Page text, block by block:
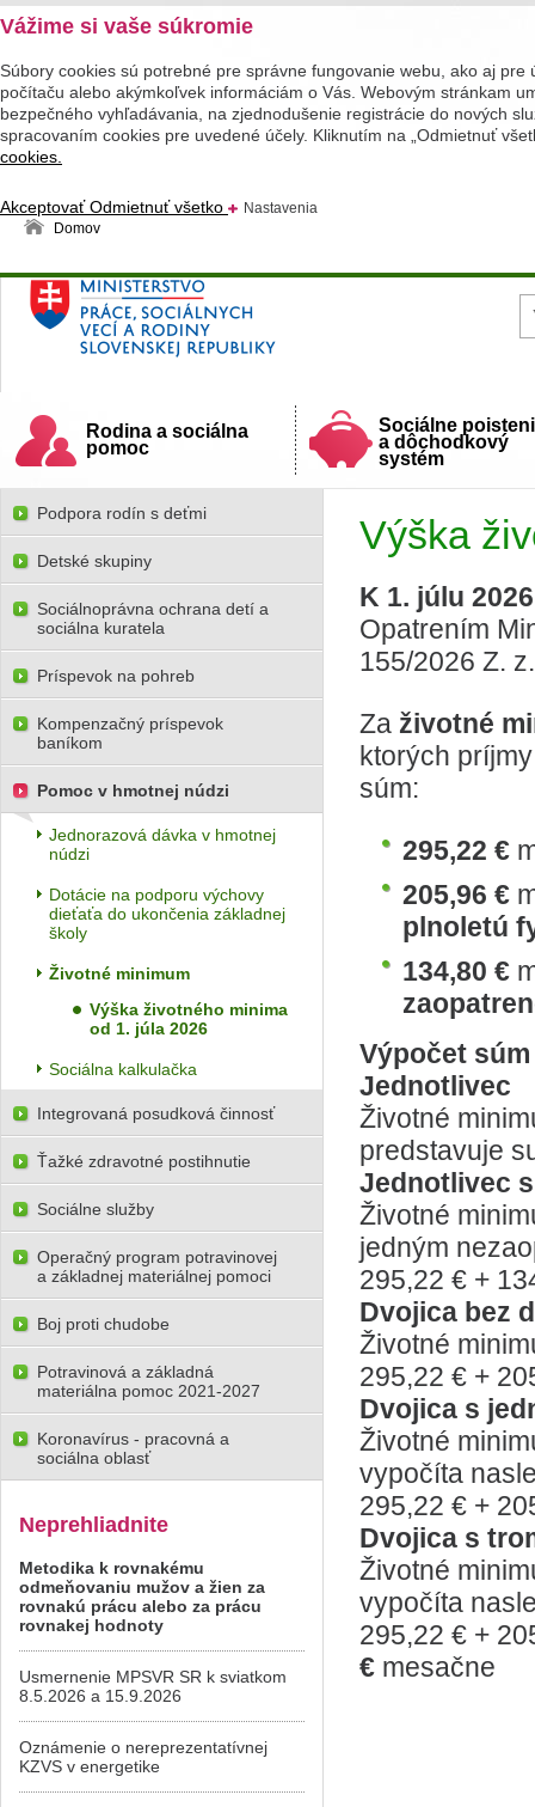
Vážime si vaše súkromie
Súbory cookies sú potrebné pre správne fungovanie webu, ako aj
počítaču alebo akýmkoľvek informáciám o Vás. Webovým stránkam
bezpečného vyhľadávania, na zjednodušenie registrácie do nových
spracovaním cookies pre uvedené účely. Kliknutím na „Odmietnuť
cookies.
AkceptovaťOdmietnuť všetko
Nastavenia
Domov
Ministerstvo práce, sociálnych vecí a rodiny
Slovenskej republiky
Rodina a sociálna
pomoc
Sociálne
a dôchodkový
systém
Výška
K 1. júlu
Opatrením
155/2026 Z. z.
Za životné
ktorých
súm:
295,22 €
205,96 €
plnoletú
134,80 €
Výpočet
Jednotlivec
Životné
predstavuje
Jednotlivec
Životné
jedným
295,22 € +
Dvojica bez
Životné
295,22 € +
Dvojica s
Životné
vypočíta
295,22 € +
Dvojica s
Životné
vypočíta
295,22 € +
€ mesačne
Podpora rodín s deťmi
Detské skupiny
Sociálnoprávna ochrana detí a
sociálna kuratela
Príspevok na pohreb
Kompenzačný príspevok
baníkom
Pomoc v hmotnej núdzi
Jednorazová dávka v hmotnej
núdzi
Dotácie na podporu výchovy
dieťaťa do ukončenia základnej
školy
Životné minimum
Výška životného minima
od 1. júla 2026
Sociálna kalkulačka
Integrovaná posudková činnosť
Ťažké zdravotné postihnutie
Sociálne služby
Operačný program potravinovej
a základnej materiálnej pomoci
Boj proti chudobe
Potravinová a základná
materiálna pomoc 2021-2027
Koronavírus - pracovná a
sociálna oblasť
Neprehliadnite
Metodika k rovnakému
odmeňovaniu mužov a žien za
rovnakú prácu alebo za prácu
rovnakej hodnoty
Usmernenie MPSVR SR k sviatkom
8.5.2026 a 15.9.2026
Oznámenie o nereprezentatívnej
KZVS v energetike